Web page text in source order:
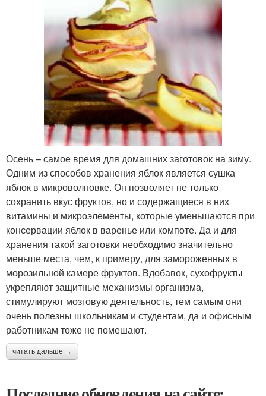
Осень – самое время для домашних заготовок на зиму.
Одним из способов хранения яблок является сушка
яблок в микроволновке. Он позволяет не только
сохранить вкус фруктов, но и содержащиеся в них
витамины и микроэлементы, которые уменьшаются при
консервации яблок в варенье или компоте. Да и для
хранения такой заготовки необходимо значительно
меньше места, чем, к примеру, для замороженных в
морозильной камере фруктов. Вдобавок, сухофрукты
укрепляют защитные механизмы организма,
стимулируют мозговую деятельность, тем самым они
очень полезны школьникам и студентам, да и офисным
работникам тоже не помешают.
читать дальше →